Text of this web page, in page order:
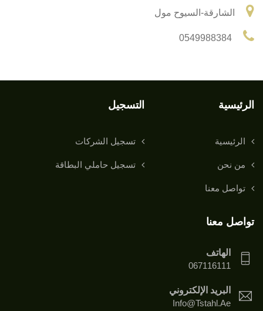
الشارقة-السيوح مول
الرئيسية
الرئيسية
من نحن
تواصل معنا
التسجيل
تسجيل الشركات
تسجيل حاملي البطاقة
تواصل معنا
الهاتف
067116111
البريد الإلكتروني
Info@tstahl.ae